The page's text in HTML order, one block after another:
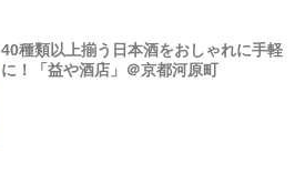
40種類以上揃う日本酒をおしゃれに手軽
に！「益や酒店」＠京都河原町